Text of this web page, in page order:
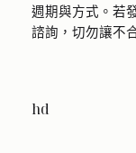
週期與方式。若
諮詢，切勿讓不
hd